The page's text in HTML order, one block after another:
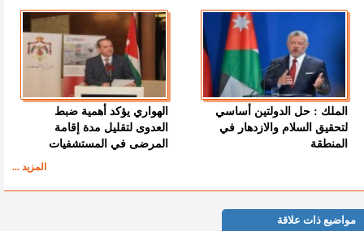
الملك : حل الدولتين أساسي
لتحقيق السلام والازدهار في
المنطقة
الهواري يؤكد أهمية ضبط
العدوى لتقليل مدة إقامة
المرضى في المستشفيات
المزيد ...
مواضيع ذات علاقة